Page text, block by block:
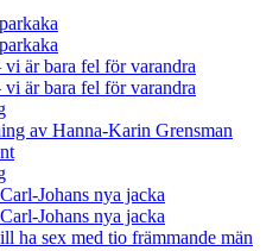
är bara fel för varandra
är bara fel för varandra
Johans nya jacka
Johans nya jacka
ha sex med tio främmande män